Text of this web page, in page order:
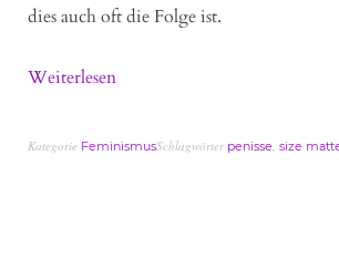
dies auch oft die Folge ist.
Weiterlesen
Kategorie FeminismusSchlagwörter penisse, size